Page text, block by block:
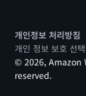
개인정보 처리방침
개인 정보 보호 선택
© 2026, Amazon
reserved.